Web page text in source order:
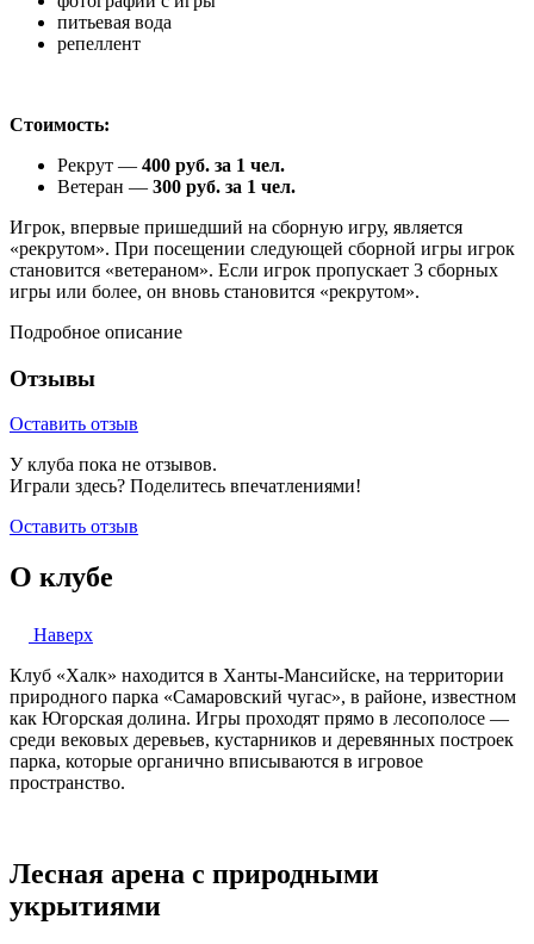
питьевая вода
репеллент
Стоимость:
Рекрут — 400 руб. за 1 чел.
Ветеран — 300 руб. за 1 чел.
Игрок, впервые пришедший на сборную игру, является
«рекрутом». При посещении следующей сборной игры игрок
становится «ветераном». Если игрок пропускает 3 сборных
игры или более, он вновь становится «рекрутом».
Подробное описание
Отзывы
Оставить отзыв
У клуба пока не отзывов.
Играли здесь? Поделитесь впечатлениями!
Оставить отзыв
О клубе
Наверх
Клуб «Халк» находится в Ханты-Мансийске, на территории
природного парка «Самаровский чугас», в районе, известном
как Югорская долина. Игры проходят прямо в лесополосе —
среди вековых деревьев, кустарников и деревянных построек
парка, которые органично вписываются в игровое
пространство.
Лесная арена с природными
укрытиями